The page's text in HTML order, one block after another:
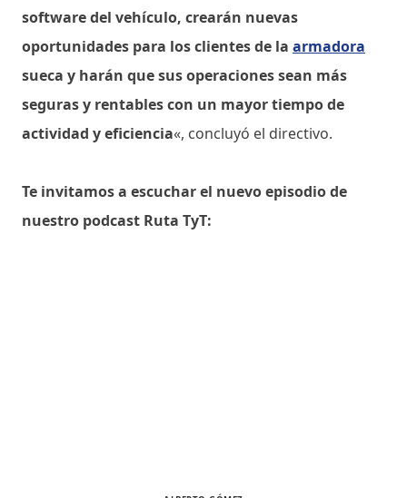
software del vehículo, crearán nuevas
oportunidades para los clientes de la armadora
sueca y harán que sus operaciones sean más
seguras y rentables con un mayor tiempo de
actividad y eficiencia«, concluyó el directivo.
Te invitamos a escuchar el nuevo episodio de
nuestro podcast Ruta TyT: